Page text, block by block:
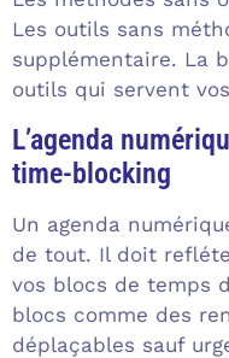
Les outils sans
supplémentaire. La
outils qui servent
L’agenda
time-blocking
Un agenda
de tout. Il doit
vos blocs de temps
blocs comme des
déplaçables sauf